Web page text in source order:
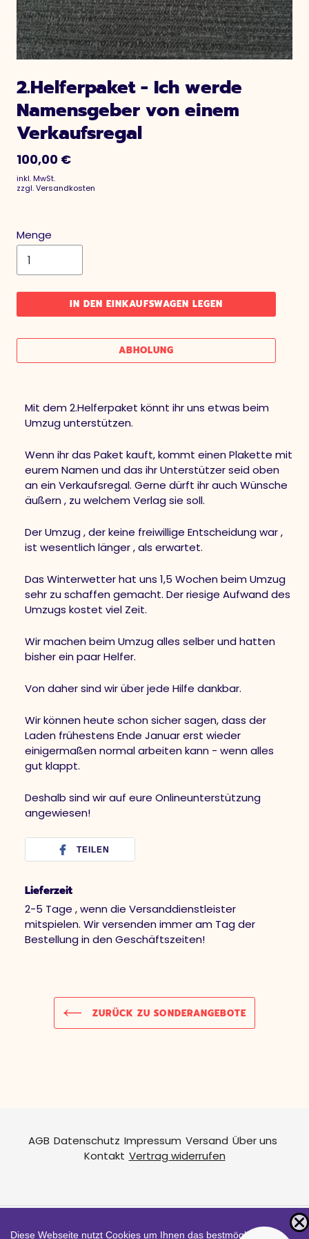
2.Helferpaket - Ich werde
Namensgeber von einem
Verkaufsregal
100,00 €
inkl. MwSt.
zzgl.Versandkosten
Menge
IN DEN EINKAUFSWAGEN LEGEN
ABHOLUNG
Mit dem 2.Helferpaket könnt ihr uns etwas beim
Umzug unterstützen.
Wenn ihr das Paket kauft, kommt einen Plakette mit
eurem Namen und das ihr Unterstützer seid oben
an ein Verkaufsregal. Gerne dürft ihr auch Wünsche
äußern , zu welchem Verlag sie soll.
Der Umzug , der keine freiwillige Entscheidung war ,
ist wesentlich länger , als erwartet.
Das Winterwetter hat uns 1,5 Wochen beim Umzug
sehr zu schaffen gemacht. Der riesige Aufwand des
Umzugs kostet viel Zeit.
Wir machen beim Umzug alles selber und hatten
bisher ein paar Helfer.
Von daher sind wir über jede Hilfe dankbar.
Wir können heute schon sicher sagen, dass der
Laden frühestens Ende Januar erst wieder
einigermaßen normal arbeiten kann - wenn alles
gut klappt.
Deshalb sind wir auf eure Onlineunterstützung
angewiesen!
TEILEN
Lieferzeit
2-5 Tage , wenn die Versanddienstleister
mitspielen. Wir versenden immer am Tag der
Bestellung in den Geschäftszeiten!
ZURÜCK ZU SONDERANGEBOTE
AGB Datenschutz Impressum Versand Über uns
Kontakt Vertrag widerrufen
Diese Webseite nutzt Cookies um Ihnen das bestmögliche